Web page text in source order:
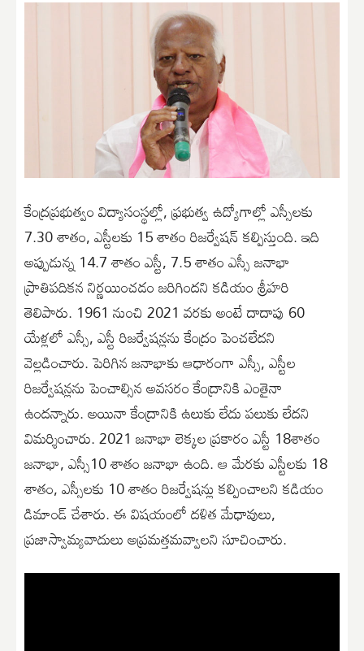
కేంద్రప్రభుత్వం విద్యాసంస్థల్లో, ఫ్రభుత్వ ఉద్యోగాల్లో ఎస్సీలకు
7.30 శాతం, ఎస్టీలకు 15 శాతం రిజర్వేషన్ కల్పిస్తుంది. ఇది
అప్పుడున్న 14.7 శాతం ఎస్టీ, 7.5 శాతం ఎస్సీ జనాభా
ప్రాతిపదికన నిర్ణయించడం జరిగిందని కడియం శ్రీహరి
తెలిపారు. 1961 నుంచి 2021 వరకు అంటే దాదాపు 60
యేళ్లలో ఎస్సీ, ఎస్టీ రిజర్వేషన్లను కేంద్రం పెంచలేదని
వెల్లడించారు. పెరిగిన జనాభాకు ఆధారంగా ఎస్సీ, ఎస్టీల
రిజర్వేషన్లను పెంచాల్సిన అవసరం కేంద్రానికి ఎంతైనా
ఉందన్నారు. అయినా కేంద్రానికి ఉలుకు లేదు పలుకు లేదని
విమర్శించారు. 2021 జనాభా లెక్కల ప్రకారం ఎస్టీ 18శాతం
జనాభా, ఎస్సీ10 శాతం జనాభా ఉంది. ఆ మేరకు ఎస్టీలకు 18
శాతం, ఎస్సీలకు 10 శాతం రిజర్వేషన్లు కల్పించాలని కడియం
డిమాండ్ చేశారు. ఈ విషయంలో దళిత మేధావులు,
ప్రజాస్వామ్యవాదులు అప్రమత్తమవ్వాలని సూచించారు.